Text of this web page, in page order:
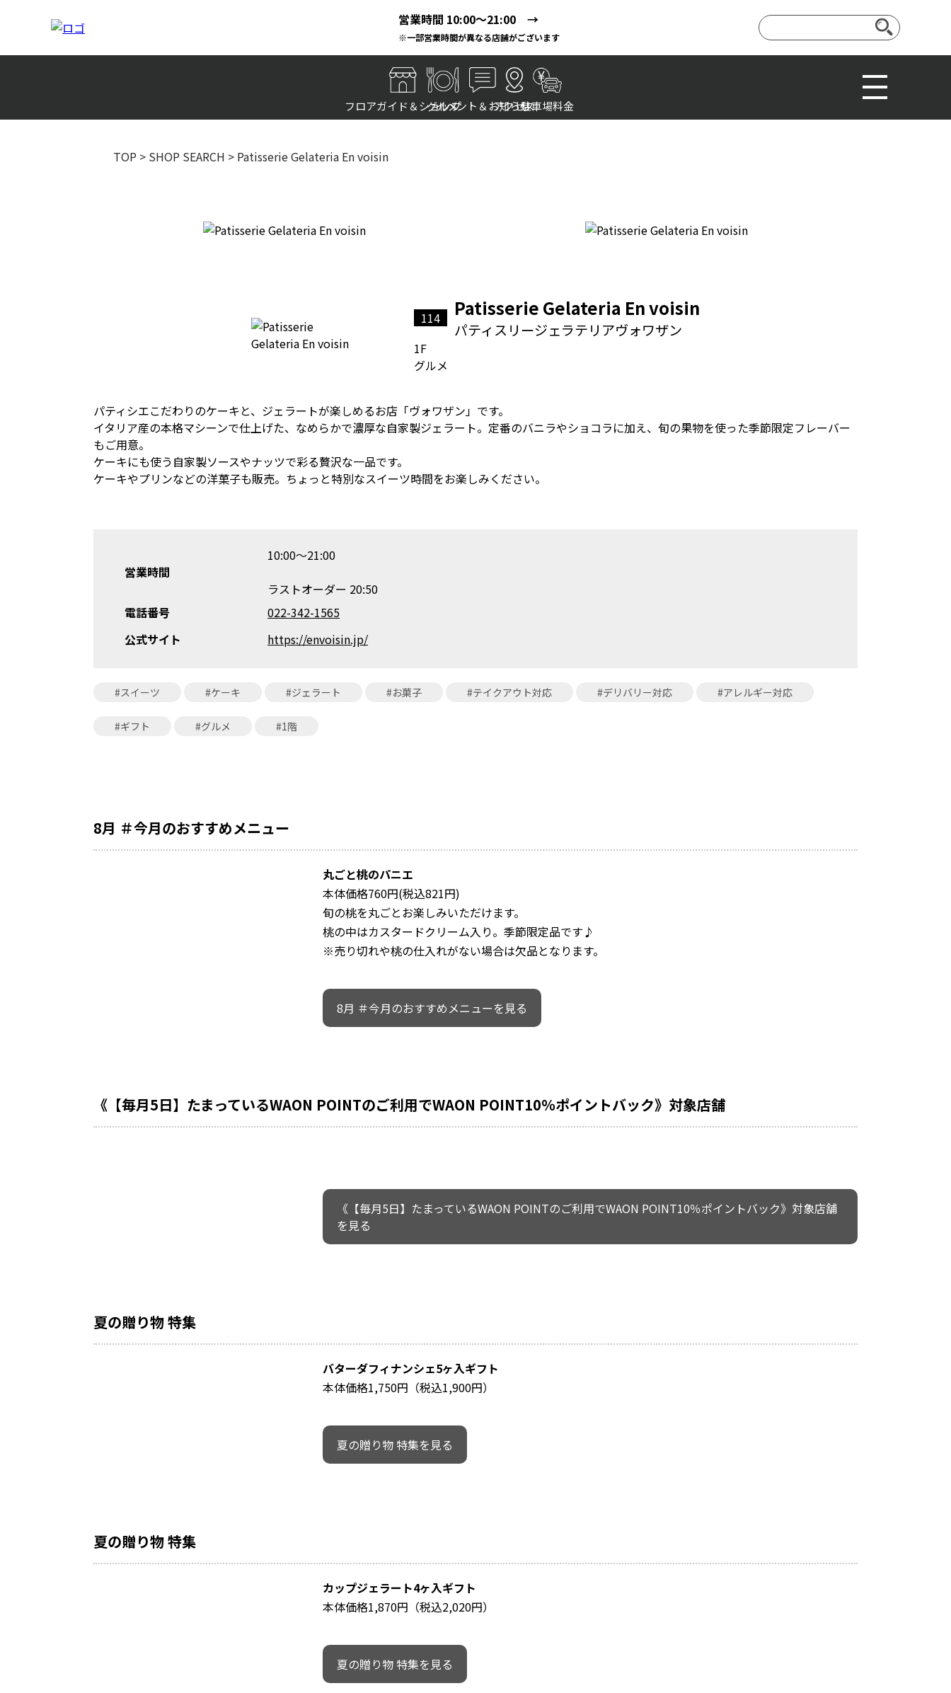
営業時間 10:00～21:00 →
※一部営業時間が異なる店舗がございます
フロアガイド＆ショップ
グルメ
イベント＆お知らせ
アクセス駐車場料金
TOP > SHOP SEARCH > Patisserie Gelateria En voisin
114 Patisserie Gelateria En voisin
パティスリージェラテリアヴォワザン
1F
グルメ
パティシエこだわりのケーキと、ジェラートが楽しめるお店「ヴォワザン」です。
イタリア産の本格マシーンで仕上げた、なめらかで濃厚な自家製ジェラート。定番のバニラやショコラに加え、旬の果物を使った季節限定フレーバー
もご用意。
ケーキにも使う自家製ソースやナッツで彩る贅沢な一品です。
ケーキやプリンなどの洋菓子も販売。ちょっと特別なスイーツ時間をお楽しみください。
営業時間
10:00～21:00
ラストオーダー 20:50
電話番号
022-342-1565
公式サイト
https://envoisin.jp/
#スイーツ #ケーキ #ジェラート #お菓子 #テイクアウト対応 #デリバリー対応 #アレルギー対応
#ギフト #グルメ #1階
8月 ＃今月のおすすめメニュー
丸ごと桃のパニエ
本体価格760円(税込821円)
旬の桃を丸ごとお楽しみいただけます。
桃の中はカスタードクリーム入り。季節限定品です♪
※売り切れや桃の仕入れがない場合は欠品となります。
8月 ＃今月のおすすめメニューを見る
《【毎月5日】たまっているWAON POINTのご利用でWAON POINT10％ポイントバック》対象店舗
《【毎月5日】たまっているWAON POINTのご利用でWAON POINT10％ポイントバック》対象店舗
を見る
夏の贈り物 特集
バターダフィナンシェ5ヶ入ギフト
本体価格1,750円（税込1,900円）
夏の贈り物 特集を見る
夏の贈り物 特集
カップジェラート4ヶ入ギフト
本体価格1,870円（税込2,020円）
夏の贈り物 特集を見る